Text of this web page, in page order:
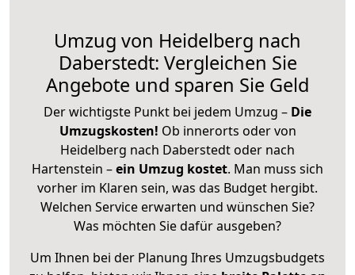
Umzug von Heidelberg nach
Daberstedt: Vergleichen Sie
Angebote und sparen Sie Geld
Der wichtigste Punkt bei jedem Umzug – Die
Umzugskosten! Ob innerorts oder von
Heidelberg nach Daberstedt oder nach
Hartenstein –ein Umzug kostet. Man muss sich
vorher im Klaren sein, was das Budget hergibt.
Welchen Service erwarten und wünschen Sie?
Was möchten Sie dafür ausgeben?
Um Ihnen bei der Planung Ihres Umzugsbudgets